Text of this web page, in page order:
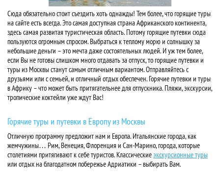
Сюда обязательно стоит съездить хоть однажды! Тем более, что горящие туры
на сайте есть всегда. Это самая доступная страна Африканского континента,
здесь самая развитая туристическая область. Потому горящие путевки сюда
пользуются огромным спросом. Выбраться к теплому морю и солнышку за
небольшие деньги – это мечта даже состоятельных людей. И уж тем более,
если Вы не готовы слишком много отдавать за отпуск, то горящие путевки и
туры из Москвы станут самым отличным вариантом. Отправляйтесь с
друзьями или с семьей, и отличный отдых обеспечен. Горячие путевки и туры
в Африку – что может быть притягательнее для отпускника. Пляжи, экскурсии,
тропические коктейли уже ждут Вас!
Горячие туры и путевки в Европу из Москвы
Отличную программу предложит нам и Европа. Итальянские города, как
жемчужины… Рим, Венеция, Флоренция и Сан-Марино, города, которые
столетиями притягивают к себе туристов. Классическиеэкскурсионные туры
или отдых на благодатном побережье Адриатики – выбирать Вам.